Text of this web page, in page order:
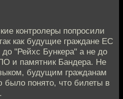
контролеры попросили
как будущие граждане ЕС
до "Рейхс Бункера" а не до
и памятник Бандера. Не
будущим гражданам
было понято, что билеты в